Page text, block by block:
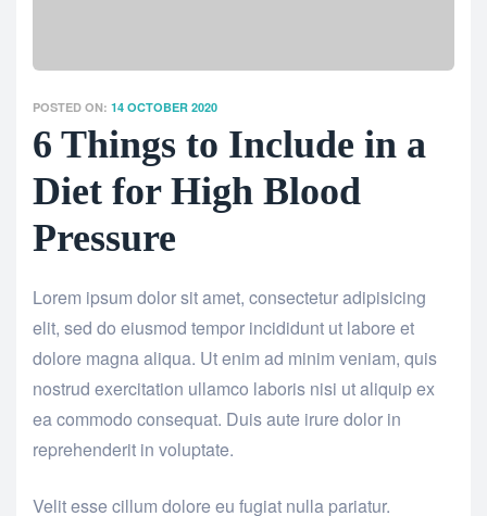
POSTED ON: 14 OCTOBER 2020
6 Things to Include in a
Diet for High Blood
Pressure
Lorem ipsum dolor sit amet, consectetur adipisicing
elit, sed do eiusmod tempor incididunt ut labore et
dolore magna aliqua. Ut enim ad minim veniam, quis
nostrud exercitation ullamco laboris nisi ut aliquip ex
ea commodo consequat. Duis aute irure dolor in
reprehenderit in voluptate.
Velit esse cillum dolore eu fugiat nulla pariatur.